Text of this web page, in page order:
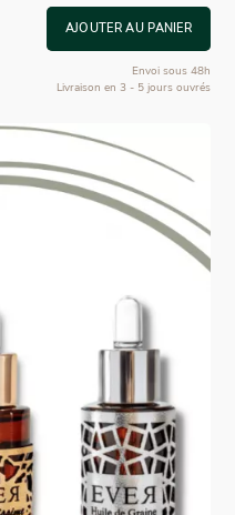
AJOUTER AU PANIER
Envoi sous 48h
Livraison en 3 - 5 jours ouvrés